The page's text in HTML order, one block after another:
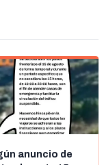
anuncio de